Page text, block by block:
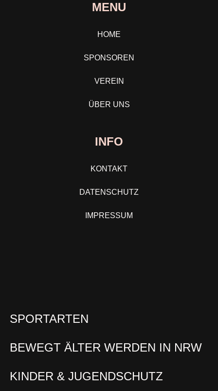
MENU
HOME
SPONSOREN
VEREIN
ÜBER UNS
INFO
KONTAKT
DATENSCHUTZ
IMPRESSUM
SPORTARTEN
BEWEGT ÄLTER WERDEN IN NRW
KINDER & JUGENDSCHUTZ